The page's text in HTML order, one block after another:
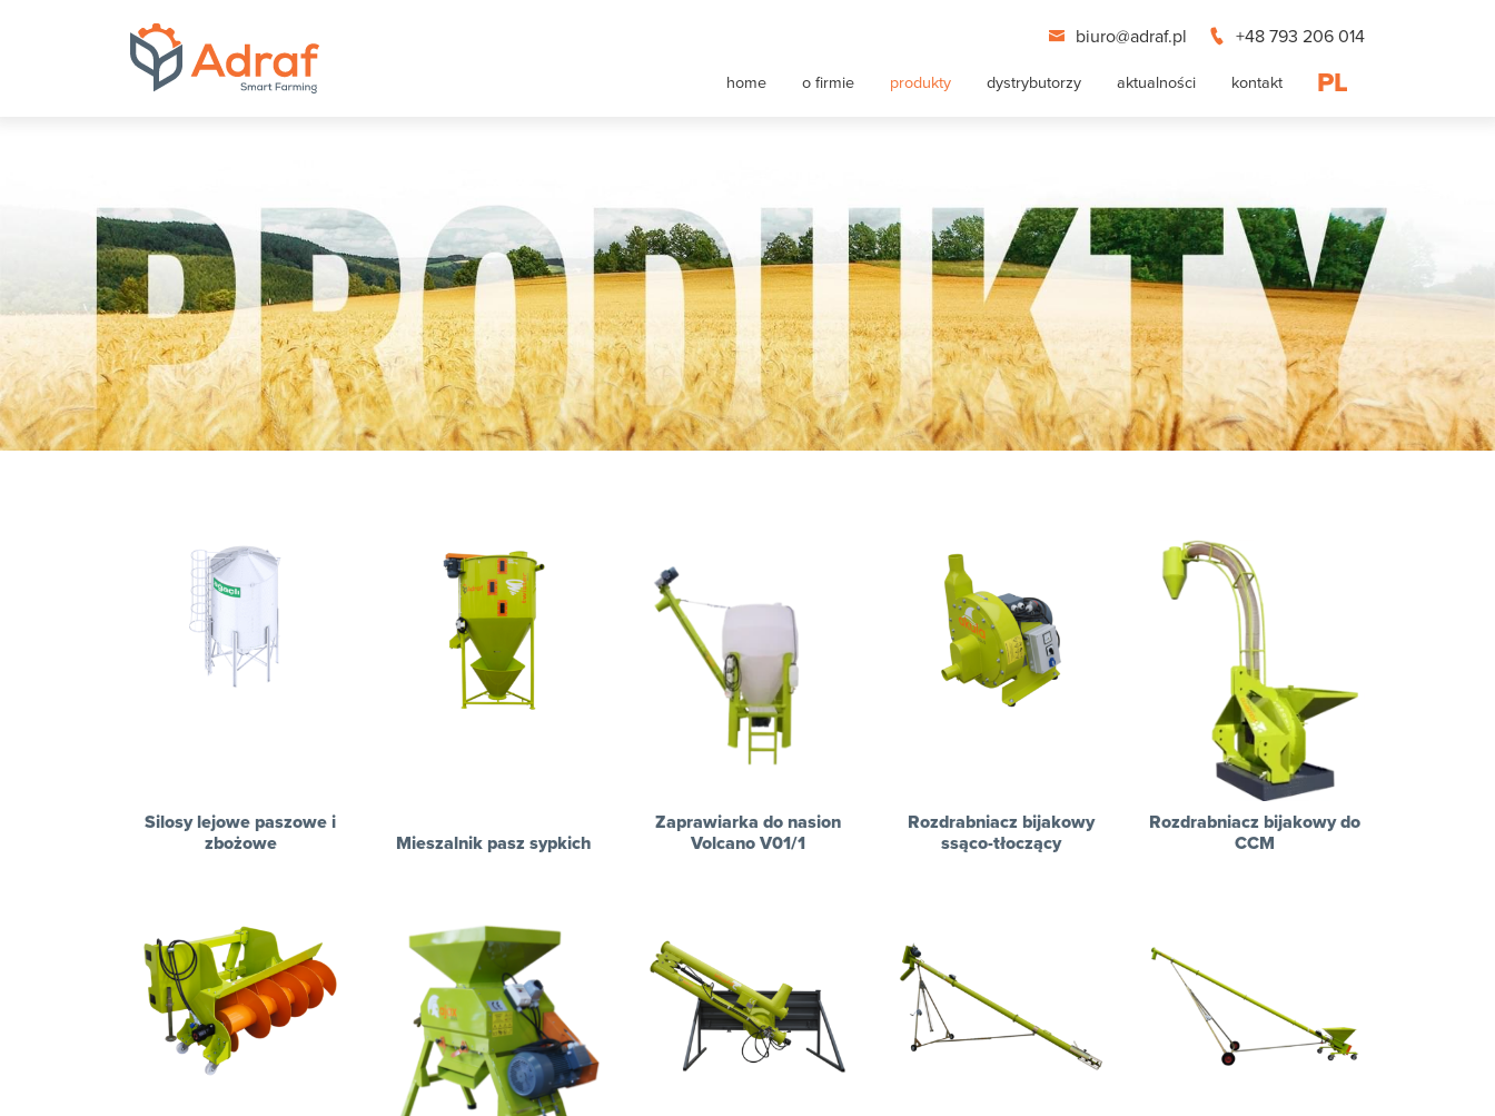
Produkty
Silosy lejowe paszowe i
zbożowe
Mieszalnik pasz sypkich
Zaprawiarka do nasion
Volcano V01/1
Rozdrabniacz bijakowy
ssąco-tłoczący
Rozdrabniacz bijakowy do
CCM
biuro@adraf.pl +48 793 206 014
home o firmie produkty dystrybutorzy aktualności kontakt PL